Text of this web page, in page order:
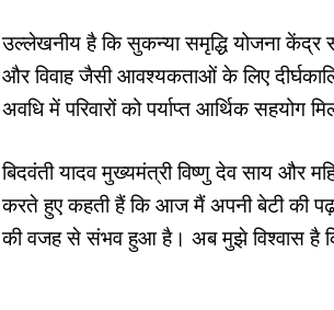
उल्लेखनीय है कि सुकन्या समृद्धि योजना केंद्र
और विवाह जैसी आवश्यकताओं के लिए
अवधि में परिवारों को पर्याप्त आर्थिक सहयोग
बिदवंती यादव मुख्यमंत्री विष्णु देव साय और
करते हुए कहती हैं कि आज मैं अपनी बेटी की
की वजह से संभव हुआ है। अब मुझे विश्वास है कि